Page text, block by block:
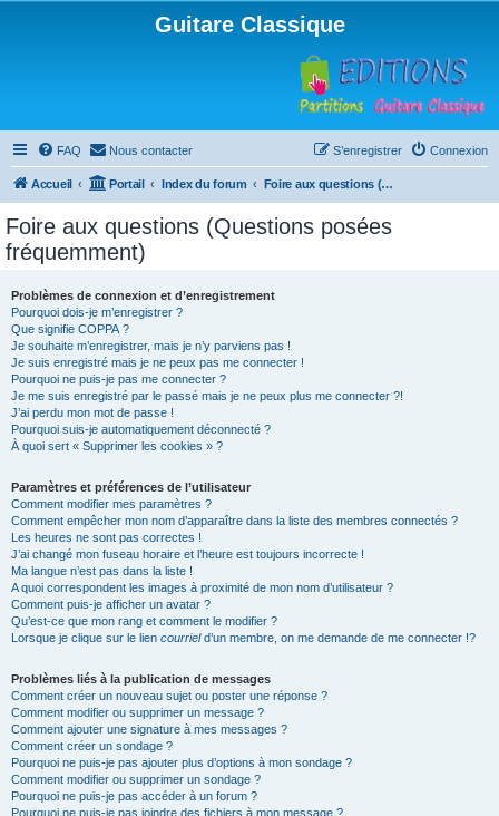
Guitare Classique
FAQ Nous contacter Connexion
S’enregistrer
Accueil Portail Index du forum Foire aux questions (Questions posées fréquemment)
Foire aux questions (Questions posées
fréquemment)
Problèmes de connexion et d’enregistrement
Pourquoi dois-je m’enregistrer ?
Que signifie COPPA ?
Je souhaite m’enregistrer, mais je n’y parviens pas !
Je suis enregistré mais je ne peux pas me connecter !
Pourquoi ne puis-je pas me connecter ?
Je me suis enregistré par le passé mais je ne peux plus me connecter ?!
J’ai perdu mon mot de passe !
Pourquoi suis-je automatiquement déconnecté ?
À quoi sert « Supprimer les cookies » ?
Paramètres et préférences de l’utilisateur
Comment modifier mes paramètres ?
Comment empêcher mon nom d’apparaître dans la liste des membres connectés ?
Les heures ne sont pas correctes !
J’ai changé mon fuseau horaire et l’heure est toujours incorrecte !
Ma langue n’est pas dans la liste !
A quoi correspondent les images à proximité de mon nom d’utilisateur ?
Comment puis-je afficher un avatar ?
Qu’est-ce que mon rang et comment le modifier ?
Lorsque je clique sur le lien courrield’un membre, on me demande de me connecter !?
Problèmes liés à la publication de messages
Comment créer un nouveau sujet ou poster une réponse ?
Comment modifier ou supprimer un message ?
Comment ajouter une signature à mes messages ?
Comment créer un sondage ?
Pourquoi ne puis-je pas ajouter plus d’options à mon sondage ?
Comment modifier ou supprimer un sondage ?
Pourquoi ne puis-je pas accéder à un forum ?
Pourquoi ne puis-je pas joindre des fichiers à mon message ?